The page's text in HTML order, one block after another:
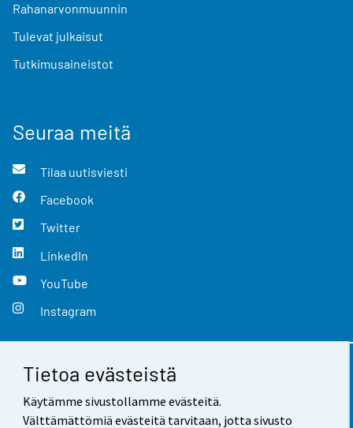
Tietoa evästeistä
Käytämme sivustollamme evästeitä.
Välttämättömiä evästeitä tarvitaan, jotta sivusto
Rahanarvonmuunnin
Tulevat julkaisut
Tutkimusaineistot
Seuraa meitä
Tilaa uutisviesti
Facebook
Twitter
LinkedIn
YouTube
Instagram
Yhteystiedot
Palaute